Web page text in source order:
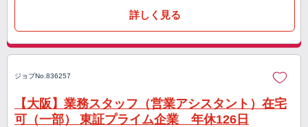
詳しく見る
ジョブNo.836257
【大阪】業務スタッフ（営業アシスタント）在宅
可（一部） 東証プライム企業 年休126日